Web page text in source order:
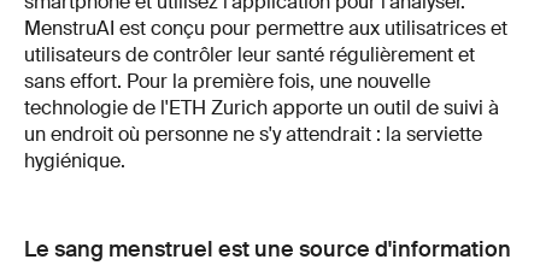
MenstruAI est conçu pour permettre aux utilisatrices et
utilisateurs de contrôler leur santé régulièrement et
sans effort. Pour la première fois, une nouvelle
technologie de l'ETH Zurich apporte un outil de suivi à
un endroit où personne ne s'y attendrait : la serviette
hygiénique.
Le sang menstruel est une source d'information